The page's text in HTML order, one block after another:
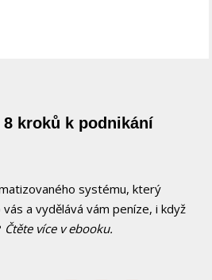
8 kroků k podnikání
systému, který
a vydělává vám peníze, i když
Čtěte více v ebooku.